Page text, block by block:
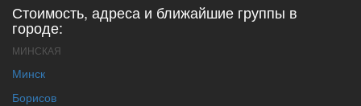
Стоимость, адреса и ближайшие группы в
городе:
МИНСКАЯ
Минск
Борисов